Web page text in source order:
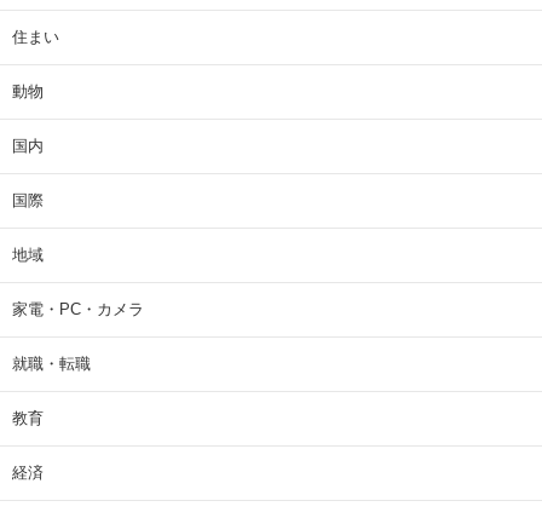
住まい
動物
国内
国際
地域
家電・PC・カメラ
就職・転職
教育
経済